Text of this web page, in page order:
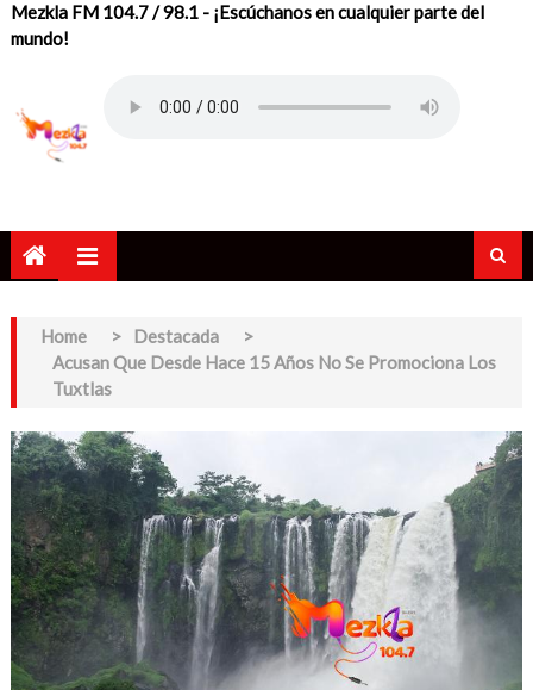
Mezkla FM 104.7 / 98.1 - ¡Escúchanos en cualquier parte del
mundo!
Home > Destacada
>
Acusan Que Desde Hace 15 Años No Se Promociona Los
Tuxtlas